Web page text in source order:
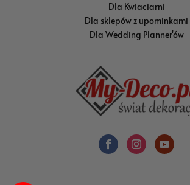
Dla Kwiaciarni
Dla sklepów z upominkami
Dla Wedding Planner'ów